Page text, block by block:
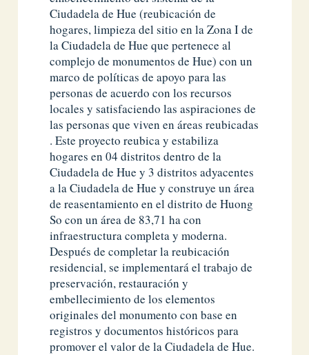
Ciudadela de Hue (reubicación de
hogares, limpieza del sitio en la Zona I de
la Ciudadela de Hue que pertenece al
complejo de monumentos de Hue) con un
marco de políticas de apoyo para las
personas de acuerdo con los recursos
locales y satisfaciendo las aspiraciones de
las personas que viven en áreas reubicadas
. Este proyecto reubica y estabiliza
hogares en 04 distritos dentro de la
Ciudadela de Hue y 3 distritos adyacentes
a la Ciudadela de Hue y construye un área
de reasentamiento en el distrito de Huong
So con un área de 83,71 ha con
infraestructura completa y moderna.
Después de completar la reubicación
residencial, se implementará el trabajo de
preservación, restauración y
embellecimiento de los elementos
originales del monumento con base en
registros y documentos históricos para
promover el valor de la Ciudadela de Hue.